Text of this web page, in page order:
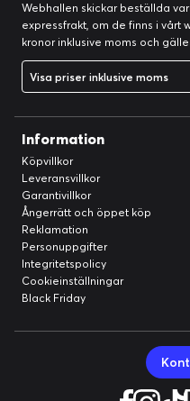
Webhallen skickar beställda
expressfrakt, om de finns i vårt
kronor inklusive moms och
Visa priser inklusive moms
Information
Köpvillkor
Leveransvillkor
Garantivillkor
Ångerrätt och öppet köp
Reklamation
Personuppgifter
Integritetspolicy
Cookieinställningar
Black Friday